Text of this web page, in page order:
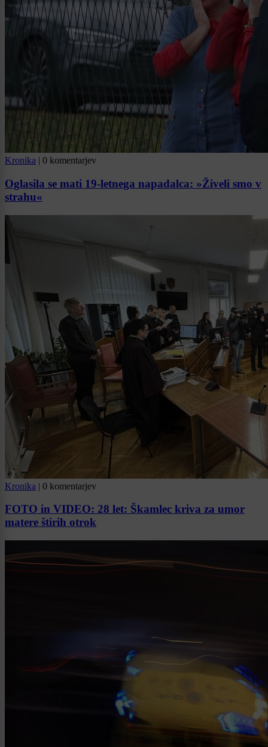
Kronika | 0 komentarjev
Oglasila se mati 19-letnega napadalca: »Živeli smo v
strahu«
Kronika | 0 komentarjev
FOTO in VIDEO: 28 let: Škamlec kriva za umor
matere štirih otrok